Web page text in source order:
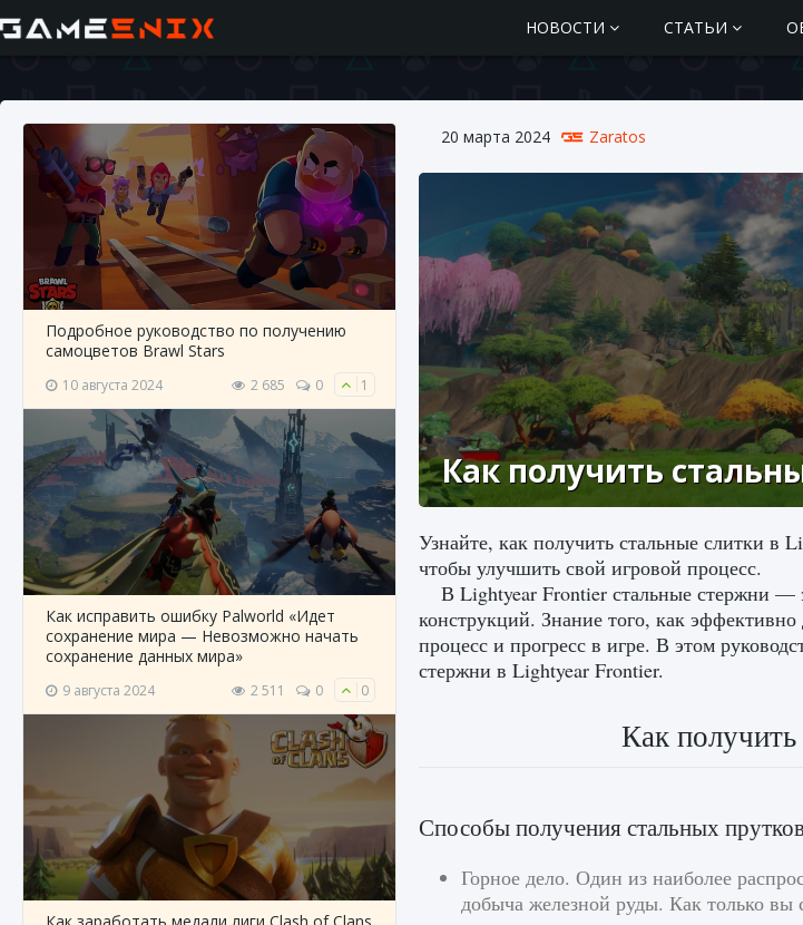
НОВОСТИ СТАТЬИ
Подробное руководство по получению
самоцветов Brawl Stars
10 августа 2024 2 685 0 1
Как исправить ошибку Palworld «Идет
сохранение мира — Невозможно начать
сохранение данных мира»
9 августа 2024 2 511 0 0
20 марта 2024 Zaratos
Как получить
Узнайте, как получить стальные слитки в
чтобы улучшить свой игровой процесс.
В Lightyear Frontier стальные стержни —
конструкций. Знание того, как
процесс и прогресс в игре. В этом
стержни в Lightyear Frontier.
Как
Способы получения стальных
Горное дело. Один из наиболее
добыча железной руды. Как только вы